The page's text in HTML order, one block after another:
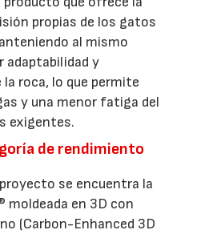
propias de los gatos
al mismo
adaptabilidad y
roca, lo que permite
y una menor fatiga del
exigentes.
de rendimiento
se encuentra la
moldeada en 3D con
(Carbon-Enhanced 3D